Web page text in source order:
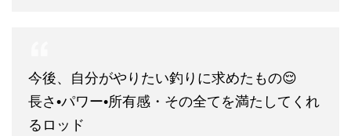
今後、自分がやりたい釣りに求めたもの😌
長さ•パワー•所有感・その全てを満たしてくれ
るロッド